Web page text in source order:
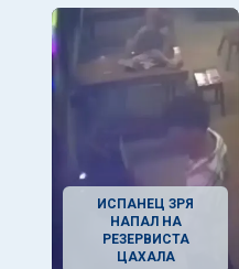
ИСПАНЕЦ ЗРЯ
НАПАЛ НА
РЕЗЕРВИСТА
ЦАХАЛА